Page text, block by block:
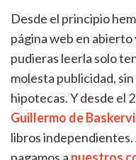
Desde el principio
página web en abierto
pudieras leerla solo
molesta publicidad,
hipotecas. Y desde el
Guillermo de
libros independientes.